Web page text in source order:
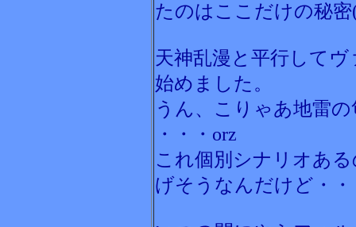
たのはここだけの秘密
天神乱漫と平行して
始めました。
うん、こりゃあ地雷
・・・orz
これ個別シナリオあ
げそうなんだけど・・